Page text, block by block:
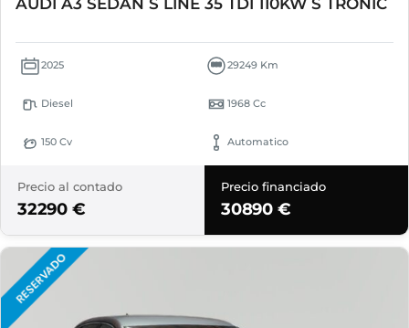
2025 29249 Km
Diesel 1968 Cc
150 Cv Automatico
Precio financiado
30890 €
Precio al contado
32290 €